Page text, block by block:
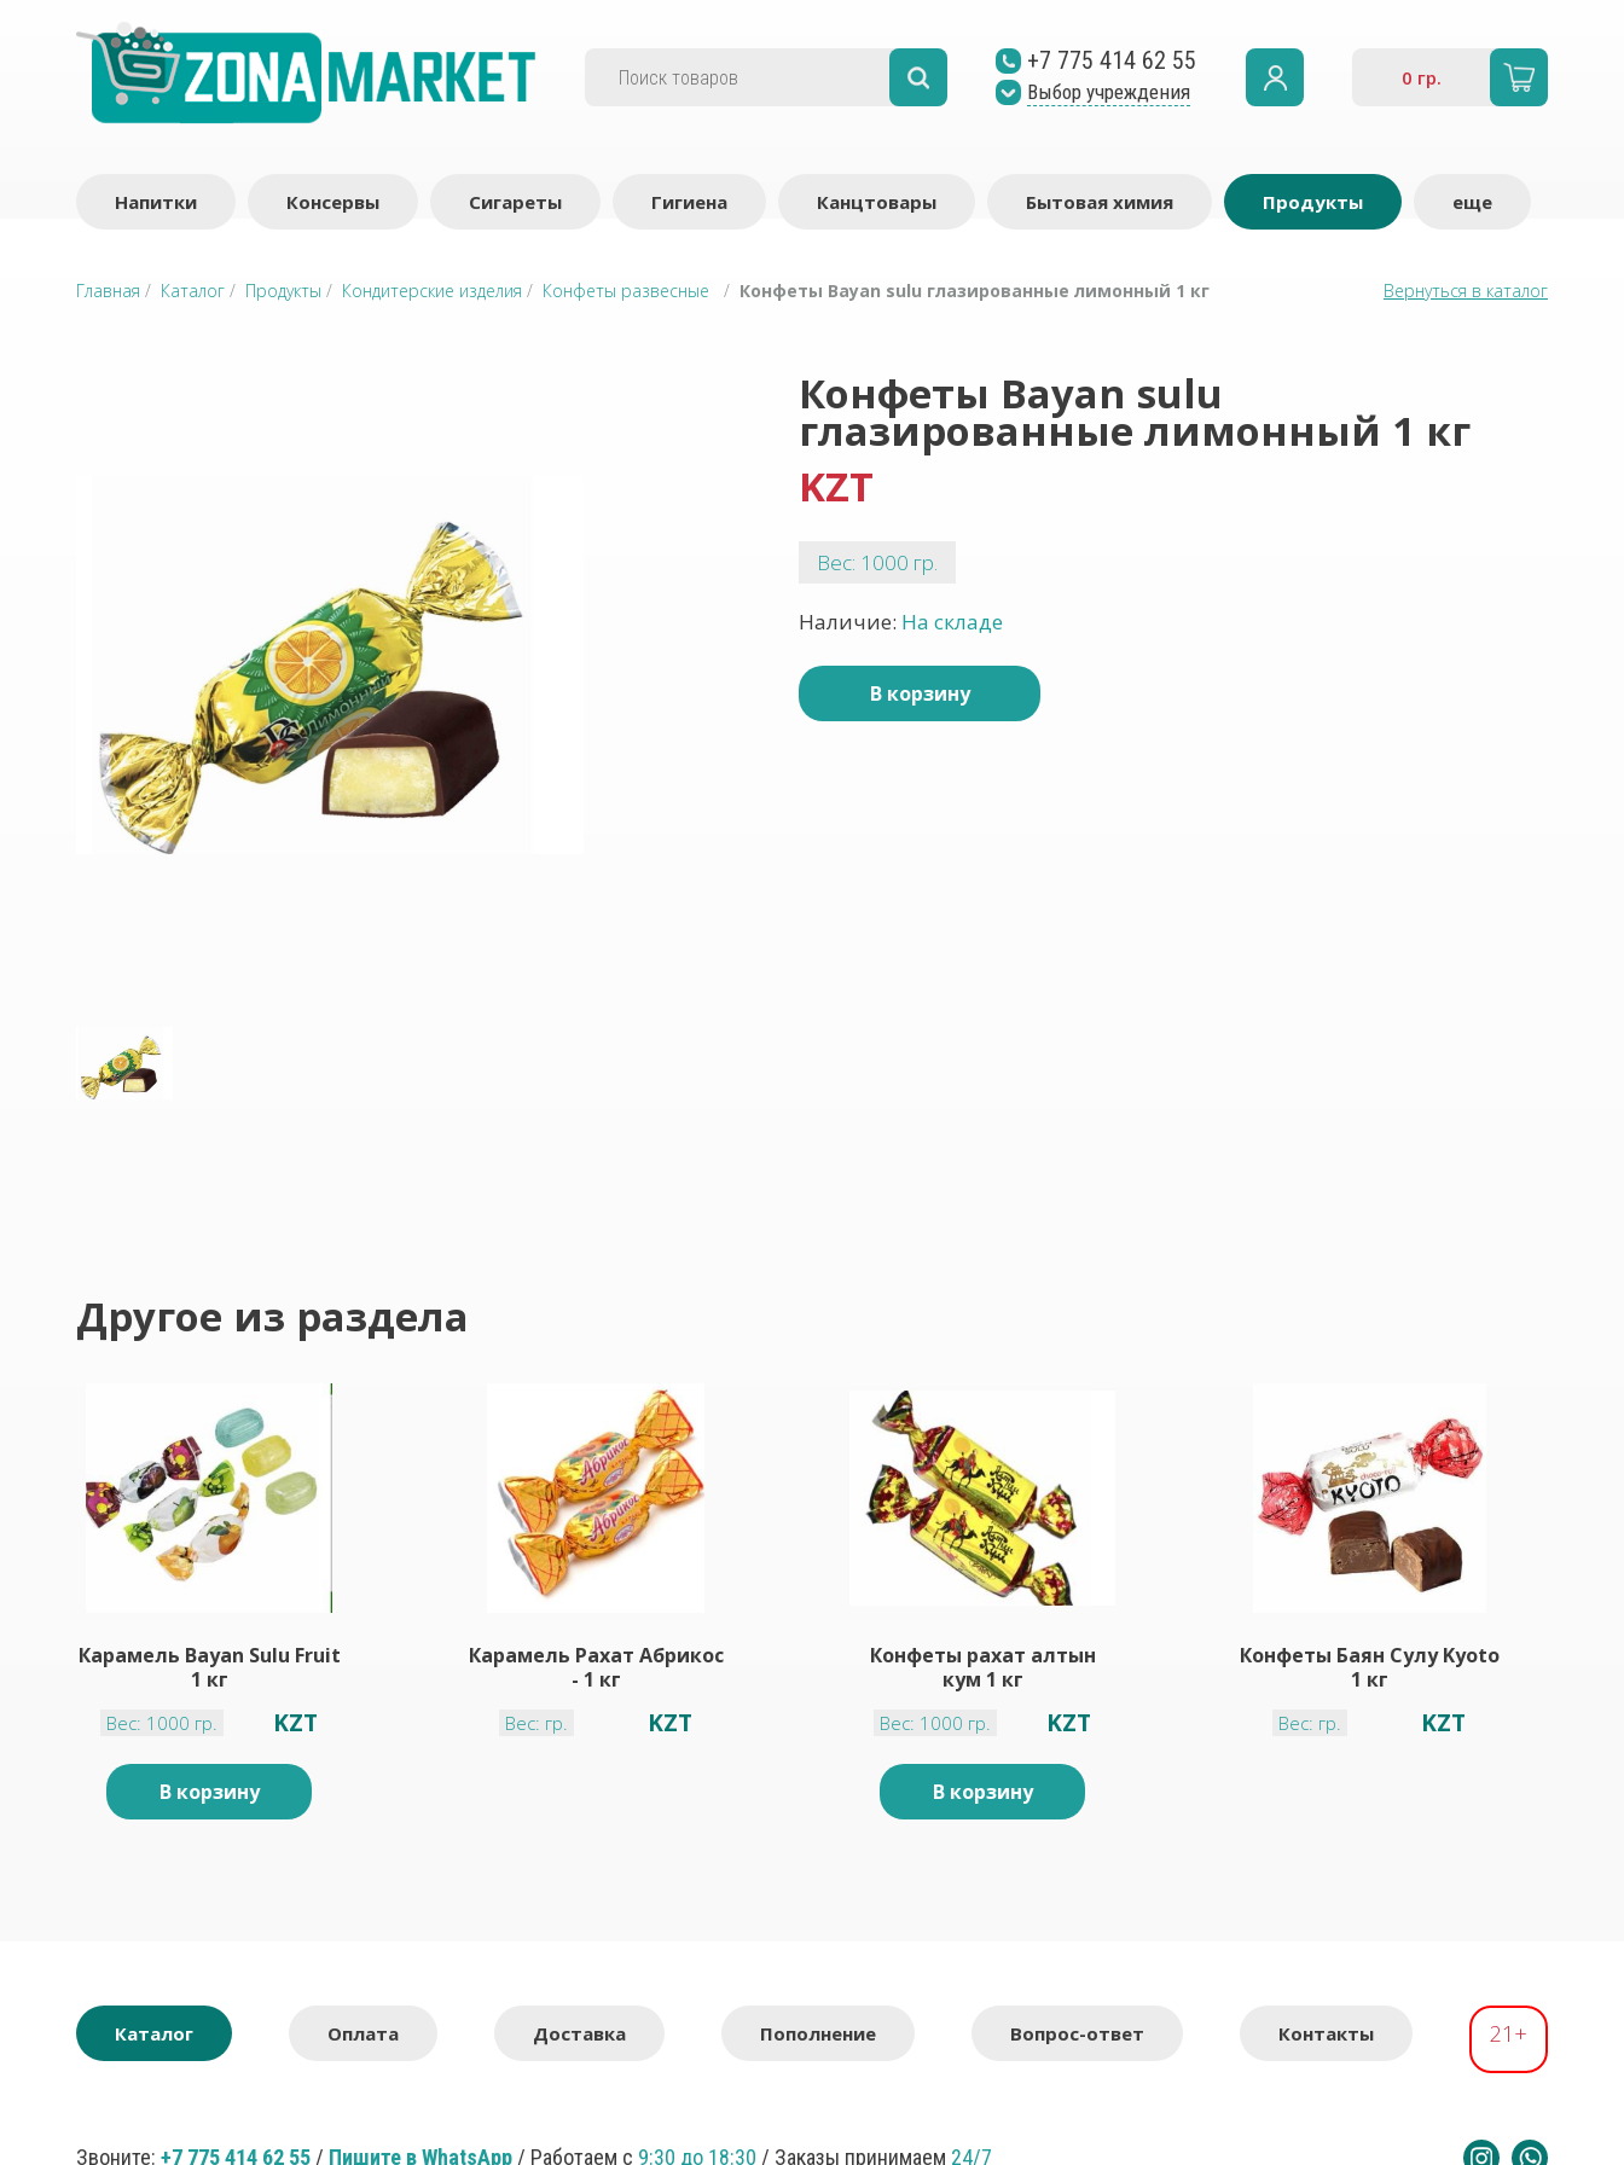
+7 775 414 62 55
Выбор учреждения
0 гр.
Напитки Консервы Сигареты Гигиена Канцтовары Бытовая химия Продукты еще
Главная / Каталог / Продукты / Кондитерские изделия / Конфеты развесные / Конфеты Bayan sulu глазированные лимонный 1 кг Вернуться в каталог
Конфеты Bayan sulu
глазированные лимонный 1 кг
KZT
Вес: 1000 гр.
Наличие: На складе
В корзину
Другое из раздела
Карамель Bayan Sulu Fruit
1 кг
Вес: 1000 гр. KZT
В корзину
Карамель Рахат Абрикос
- 1 кг
Вес: гр. KZT
Конфеты рахат алтын
кум 1 кг
Вес: 1000 гр. KZT
В корзину
Конфеты Баян Сулу Kyoto
1 кг
Вес: гр. KZT
Каталог Оплата Доставка Пополнение Вопрос-ответ Контакты 21+
Звоните: +7 775 414 62 55 / Пишите в WhatsApp / Работаем с 9:30 до 18:30 / Заказы принимаем 24/7